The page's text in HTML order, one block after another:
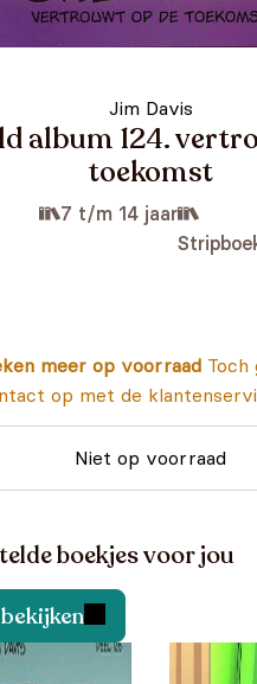
Jim Davis
album 124.
toekomst
7 t/m 14 jaar
meer op voorraad Toch
op met de
Niet op voorraad
boekjes voor jou